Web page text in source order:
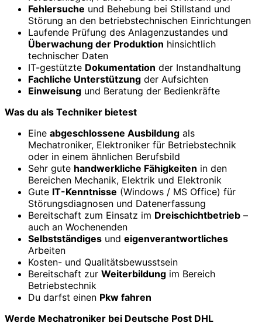
Fehlersuche und Behebung bei Stillstand und
Störung an den betriebstechnischen Einrichtungen
Laufende Prüfung des Anlagenzustandes und
Überwachung der Produktion hinsichtlich
technischer Daten
IT-gestützte Dokumentation der Instandhaltung
Fachliche Unterstützung der Aufsichten
Einweisung und Beratung der Bedienkräfte
Was du als Techniker bietest
Eine abgeschlossene Ausbildung als
Mechatroniker, Elektroniker für Betriebstechnik
oder in einem ähnlichen Berufsbild
Sehr gute handwerkliche Fähigkeiten in den
Bereichen Mechanik, Elektrik und Elektronik
Gute IT-Kenntnisse (Windows / MS Office) für
Störungsdiagnosen und Datenerfassung
Bereitschaft zum Einsatz im Dreischichtbetrieb –
auch an Wochenenden
Selbstständiges und eigenverantwortliches
Arbeiten
Kosten- und Qualitätsbewusstsein
Bereitschaft zur Weiterbildung im Bereich
Betriebstechnik
Du darfst einen Pkw fahren
Werde Mechatroniker bei Deutsche Post DHL